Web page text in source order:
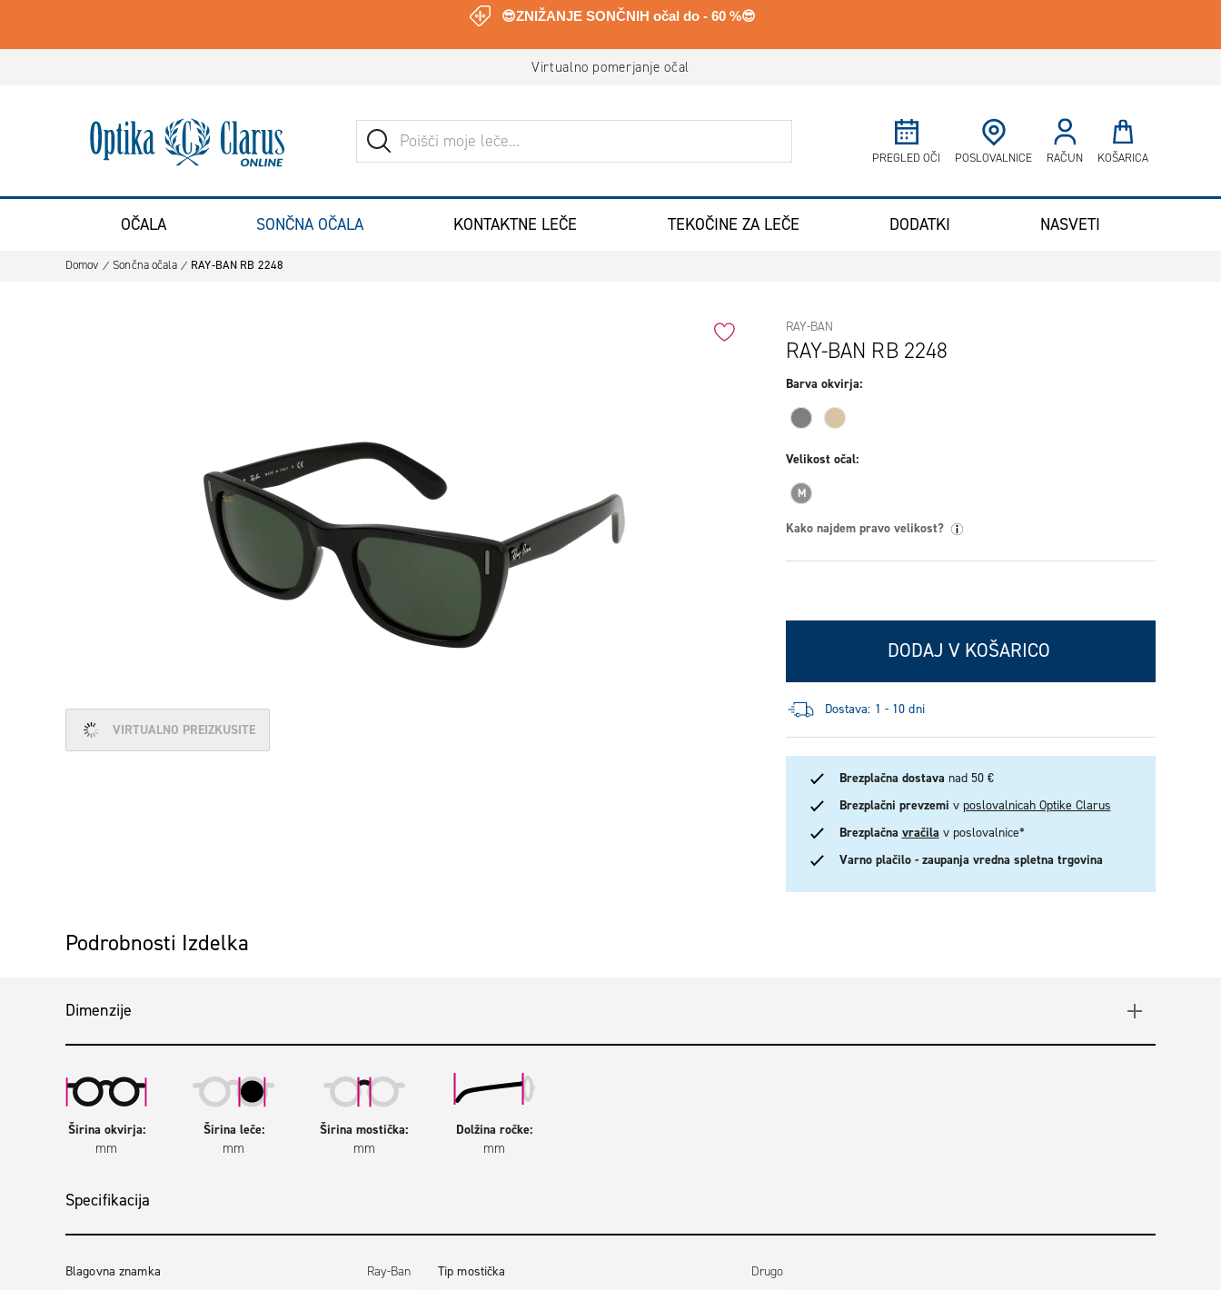
😎ZNIŽANJE SONČNIH očal do - 60 %😎
Virtualno pomerjanje očal
Pojdite na domačo stran
Iskanje
ISKANJE PREGLED OČI POSLOVALNICE RAČUN KOŠARICA
OČALA SONČNA OČALA KONTAKTNE LEČE TEKOČINE ZA LEČE DODATKI NASVETI
Domov Sončna očala RAY-BAN RB 2248
RAY-BAN
RAY-BAN RB 2248
VIRTUALNO PREIZKUSITE
Barva okvirja
Velikost očal
M
Kako najdem pravo velikost?
DODAJ V KOŠARICO
Dostava: 1 - 10 dni
Brezplačna dostava nad 50 €
Brezplačni prevzemi v poslovalnicah Optike Clarus
Brezplačna vračila v poslovalnice*
Varno plačilo - zaupanja vredna spletna trgovina
Podrobnosti Izdelka
Dimenzije
Širina okvirja:
mm
Širina leče:
mm
Širina mostička:
mm
Dolžina ročke:
mm
Specifikacija
Blagovna znamka Ray-Ban Tip mostička Drugo